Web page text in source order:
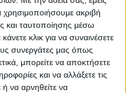
χρησιμοποιήσουμε ακριβή
και ταυτοποίησης μέσω
κλικ για να συναινέσετε
συνεργάτες μας όπως
μπορείτε να αποκτήσετε
και να αλλάξετε τις
ή να αρνηθείτε να